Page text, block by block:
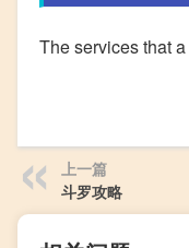
The services that
上一篇
斗罗攻略